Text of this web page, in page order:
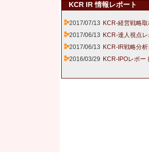
KCR IR 情報レポート
2017/07/13 KCR-経営戦略
2017/06/13 KCR-達人視点
2017/06/13 KCR-IR戦略分
2016/03/29 KCR-IPOレポー